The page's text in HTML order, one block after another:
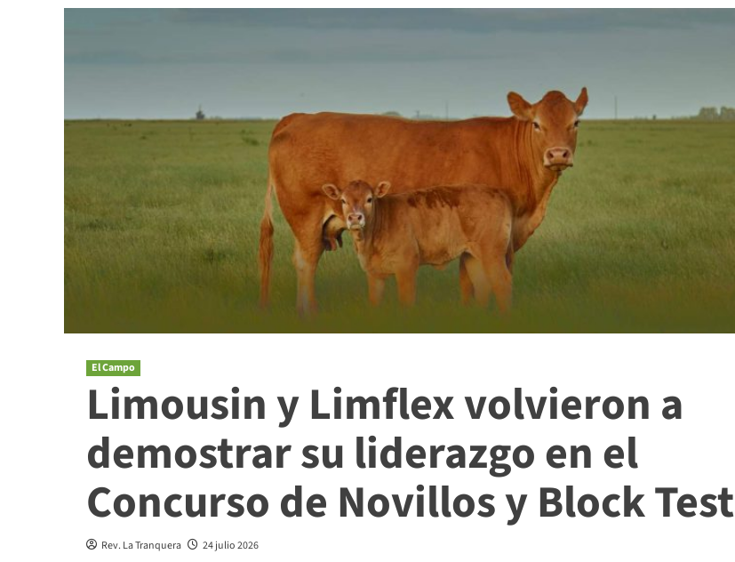
El Campo
Limousin y Limflex volvieron a
demostrar su liderazgo en el
Concurso de Novillos y Block Test
Rev. La Tranquera 24 julio 2026